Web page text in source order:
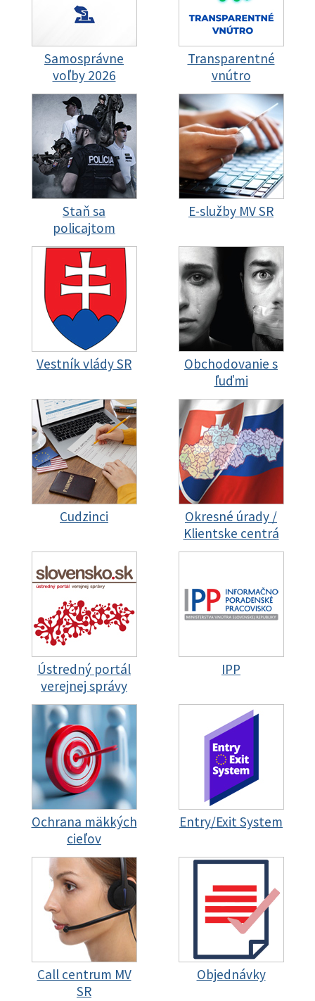
Samosprávne
voľby 2026
Transparentné
vnútro
Staň sa
policajtom
E-služby MV SR
Vestník vlády SR
Obchodovanie s
ľuďmi
Cudzinci
Okresné úrady /
Klientske centrá
Ústredný portál
verejnej správy
IPP
Ochrana mäkkých
cieľov
Entry/Exit System
Call centrum MV
SR
Objednávky